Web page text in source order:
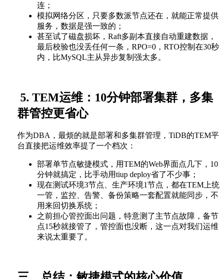
连；
模拟网络分区，只要多数派节点还在，就能正常提供
服务，数据是强一致的；
甚至试了磁盘损坏，Raft多副本直接自动重建数据，
最后校验也没丢任何一条，RPO=0，RTO控制在30秒
内，比MySQL主从异步复制强太多。
5. TEM运维：10分钟部署集群，多集
群管控更省心
作为DBA，最烦的就是部署和多集群管理，TiDB的TEM平
台直接把运维效率提了一个档次：
部署单节点敏捷模式，用TEM的Web界面点几下，10
分钟就搞定，比手动用tiup deploy省了不少事；
现在测试环境3节点、生产环境1节点，都在TEM上统
一管，监控、告警、备份策略一套配置就能同步，不
用来回切换系统；
之前担心管控面出问题，特意测了主节点故障，备节
点15秒就接管了，管控面也没断，这一点对我们运维
来说太重要了。